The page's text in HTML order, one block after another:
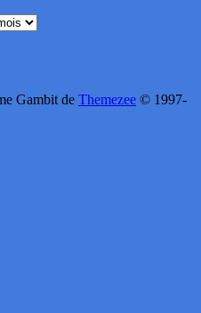
Gambit de Themezee © 1997-